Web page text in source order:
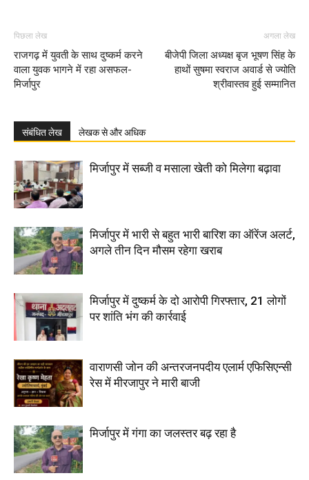
पिछला लेख
राजगढ़ में युवती के साथ दुष्कर्म करने
वाला युवक भागने में रहा असफल-
मिर्जापुर
अगला लेख
बीजेपी जिला अध्यक्ष बृज भूषण सिंह के
हाथों सुषमा स्वराज अवार्ड से ज्योति
श्रीवास्तव हुई सम्मानित
संबंधित लेख लेखक से और अधिक
मिर्जापुर में सब्जी व मसाला खेती को मिलेगा बढ़ावा
मिर्जापुर में भारी से बहुत भारी बारिश का ऑरेंज अलर्ट,
अगले तीन दिन मौसम रहेगा खराब
मिर्जापुर में दुष्कर्म के दो आरोपी गिरफ्तार, 21 लोगों
पर शांति भंग की कार्रवाई
वाराणसी जोन की अन्तरजनपदीय एलार्म एफिसिएन्सी
रेस में मीरजापुर ने मारी बाजी
मिर्जापुर में गंगा का जलस्तर बढ़ रहा है